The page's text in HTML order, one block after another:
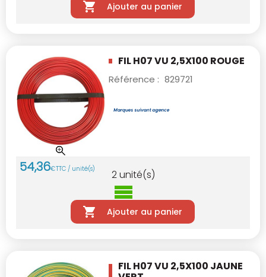
Ajouter au panier
FIL H07 VU 2,5X100 ROUGE
Référence : 829721
54,36€TTC / unité(s) 2unité(s)
Ajouter au panier
FIL H07 VU 2,5X100 JAUNE